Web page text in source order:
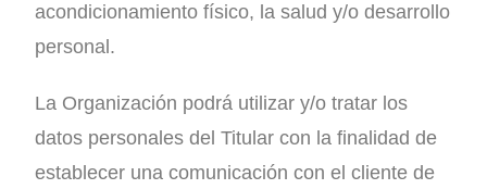
acondicionamiento físico, la salud y/o desarrollo
personal.
La Organización podrá utilizar y/o tratar los
datos personales del Titular con la finalidad de
establecer una comunicación con el cliente de